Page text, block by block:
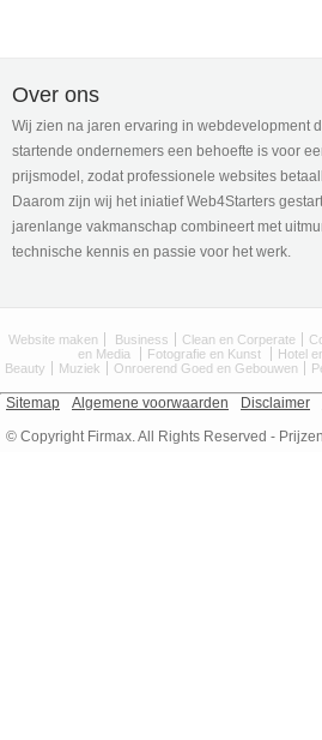
Over ons
Wij zien na jaren ervaring in webdevelopment
startende ondernemers een behoefte is voor
prijsmodel, zodat professionele websites
Daarom zijn wij het iniatief Web4Starters
jarenlange vakmanschap combineert met
technische kennis en passie voor het werk.
Website maken Business Clean en Corperate
en Media
Fotografie en Kunst Hotel
Beauty
Muziek Onroerend Goed en Gebouwen
Sitemap Algemene voorwaarden Disclaimer
© Copyright Firmax. All Rights Reserved -